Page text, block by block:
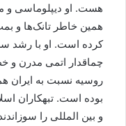
هست. او دیپلوماسی و
همین خاطر تانک‌ها و
کرده است. او با رشد
چماقدار اتمی مدرن
روسیه نسبت به ایران
بوده است. تبهکاران
و بین المللی را